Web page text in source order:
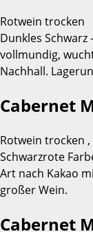
Rotwein trocken
Dunkles
vollmundig,
Nachhall.
Cabernet
Rotwein trocken
Schwarzrote
Art nach Kakao
großer Wein.
Cabernet